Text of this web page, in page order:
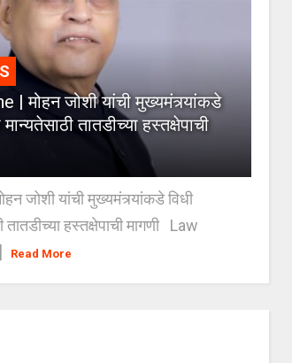
मोहन जोशी यांची मुख्यमंत्र्यांकडे
मान्यतेसाठी तातडीच्या हस्तक्षेपाची
जोशी यांची मुख्यमंत्र्यांकडे विधी
तातडीच्या हस्तक्षेपाची मागणी Law
Read More